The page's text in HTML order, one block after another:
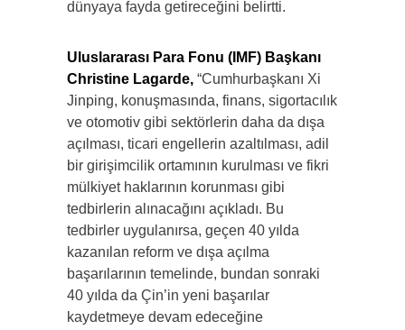
dünyaya fayda getireceğini belirtti.
Uluslararası Para Fonu (IMF) Başkanı
Christine Lagarde, “Cumhurbaşkanı Xi
Jinping, konuşmasında, finans, sigortacılık
ve otomotiv gibi sektörlerin daha da dışa
açılması, ticari engellerin azaltılması, adil
bir girişimcilik ortamının kurulması ve fikri
mülkiyet haklarının korunması gibi
tedbirlerin alınacağını açıkladı. Bu
tedbirler uygulanırsa, geçen 40 yılda
kazanılan reform ve dışa açılma
başarılarının temelinde, bundan sonraki
40 yılda da Çin’in yeni başarılar
kaydetmeye devam edeceğine